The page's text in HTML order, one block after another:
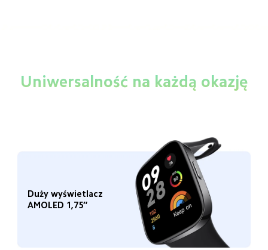
Uniwersalność na każdą okazję
Duży wyświetlacz
AMOLED 1,75″